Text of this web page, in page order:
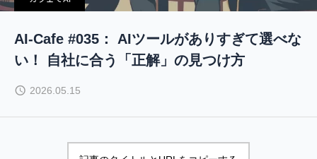
AI-Cafe #035： AIツールがありすぎて選べな
い！ 自社に合う「正解」の見つけ方
2026.05.15